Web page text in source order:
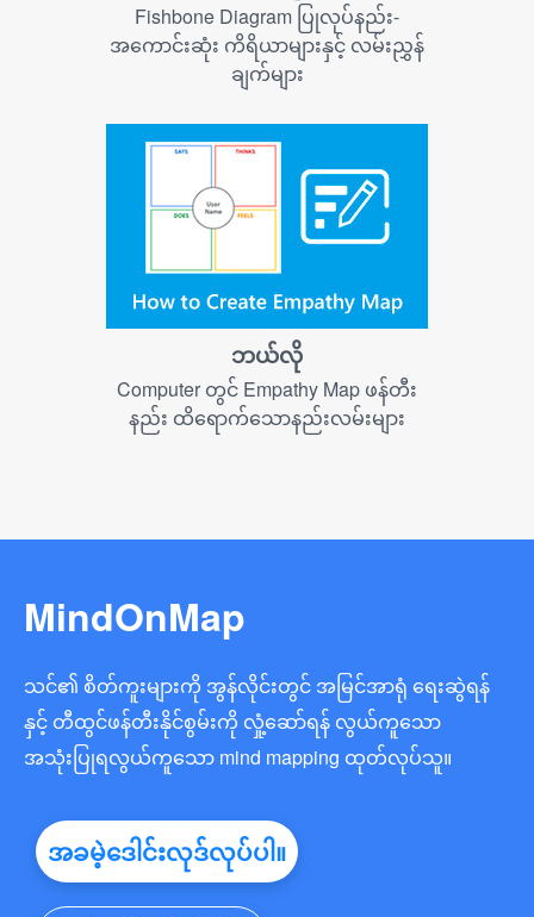
Fishbone Diagram ပြုလုပ်နည်း-
အကောင်းဆုံး ကိရိယာများနှင့် လမ်းညွှန်
ချက်များ
ဘယ်လို
Computer တွင် Empathy Map ဖန်တီး
နည်း ထိရောက်သောနည်းလမ်းများ
MindOnMap
သင်၏ စိတ်ကူးများကို အွန်လိုင်းတွင် အမြင်အာရုံ ရေးဆွဲရန်
နှင့် တီထွင်ဖန်တီးနိုင်စွမ်းကို လှုံ့ဆော်ရန် လွယ်ကူသော
အသုံးပြုရလွယ်ကူသော mind mapping ထုတ်လုပ်သူ။
အခမဲ့ဒေါင်းလုဒ်လုပ်ပါ။